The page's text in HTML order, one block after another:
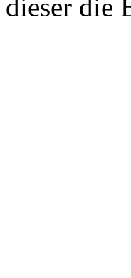
dieser die